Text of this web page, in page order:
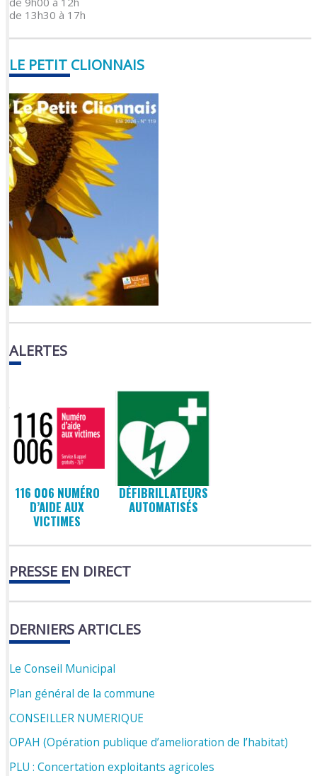
de 13h30 à 17h
LE PETIT CLIONNAIS
ALERTES
116 006 NUMÉRO
D’AIDE AUX
VICTIMES
DÉFIBRILLATEURS
AUTOMATISÉS
PRESSE EN DIRECT
DERNIERS ARTICLES
Le Conseil Municipal
Plan général de la commune
CONSEILLER NUMERIQUE
OPAH (Opération publique d’amelioration de l’habitat)
PLU : Concertation exploitants agricoles